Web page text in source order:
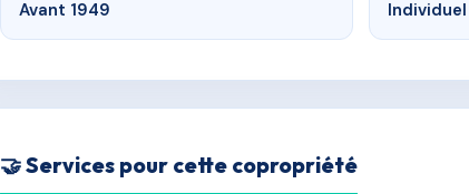
Avant 1949 Individuel
🤝 Services pour cette copropriété